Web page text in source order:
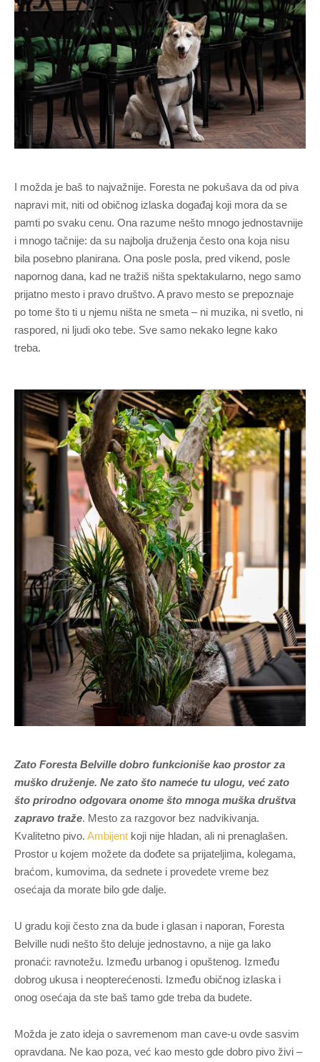
I možda je baš to najvažnije. Foresta ne pokušava da od piva
napravi mit, niti od običnog izlaska događaj koji mora da se
pamti po svaku cenu. Ona razume nešto mnogo jednostavnije
i mnogo tačnije: da su najbolja druženja često ona koja nisu
bila posebno planirana. Ona posle posla, pred vikend, posle
napornog dana, kad ne tražiš ništa spektakularno, nego samo
prijatno mesto i pravo društvo. A pravo mesto se prepoznaje
po tome što ti u njemu ništa ne smeta – ni muzika, ni svetlo, ni
raspored, ni ljudi oko tebe. Sve samo nekako legne kako
treba.
Zato Foresta Belville dobro funkcioniše kao prostor za
muško druženje. Ne zato što nameće tu ulogu, već zato
što prirodno odgovara onome što mnoga muška društva
zapravo traže. Mesto za razgovor bez nadvikivanja.
Kvalitetno pivo. Ambijent koji nije hladan, ali ni prenaglašen.
Prostor u kojem možete da dođete sa prijateljima, kolegama,
braćom, kumovima, da sednete i provedete vreme bez
osećaja da morate bilo gde dalje.
U gradu koji često zna da bude i glasan i naporan, Foresta
Belville nudi nešto što deluje jednostavno, a nije ga lako
pronaći: ravnotežu. Između urbanog i opuštenog. Između
dobrog ukusa i neopterećenosti. Između običnog izlaska i
onog osećaja da ste baš tamo gde treba da budete.
Možda je zato ideja o savremenom man cave-u ovde sasvim
opravdana. Ne kao poza, već kao mesto gde dobro pivo živi –